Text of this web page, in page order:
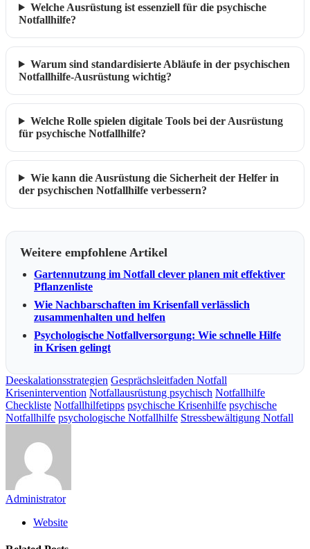
Welche Ausrüstung ist essenziell für die psychische
Notfallhilfe?
Warum sind standardisierte Abläufe in der psychischen
Notfallhilfe-Ausrüstung wichtig?
Welche Rolle spielen digitale Tools bei der Ausrüstung
für psychische Notfallhilfe?
Wie kann die Ausrüstung die Sicherheit der Helfer in
der psychischen Notfallhilfe verbessern?
Weitere empfohlene Artikel
Gartennutzung im Notfall clever planen mit effektiver
Pflanzenliste
Wie Nachbarschaften im Krisenfall verlässlich
zusammenhalten und helfen
Psychologische Notfallversorgung: Wie schnelle Hilfe
in Krisen gelingt
Deeskalationsstrategien Gesprächsleitfaden Notfall
Krisenintervention Notfallausrüstung psychisch Notfallhilfe
Checkliste Notfallhilfetipps psychische Krisenhilfe psychische
Notfallhilfe psychologische Notfallhilfe Stressbewältigung Notfall
Administrator
Website